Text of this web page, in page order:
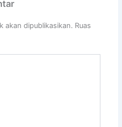
akan dipublikasikan. Ruas